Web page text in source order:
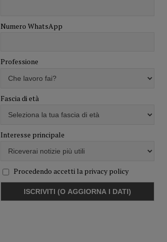
Numero WhatsApp
Professione
Fascia di età
Interesse principale
Procedendo accetti la privacy policy